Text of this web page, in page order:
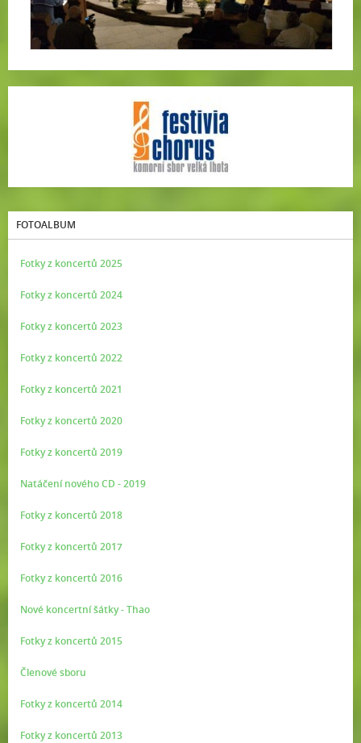
FOTOALBUM
Fotky z koncertů 2025
Fotky z koncertů 2024
Fotky z koncertů 2023
Fotky z koncertů 2022
Fotky z koncertů 2021
Fotky z koncertů 2020
Fotky z koncertů 2019
Natáčení nového CD - 2019
Fotky z koncertů 2018
Fotky z koncertů 2017
Fotky z koncertů 2016
Nové koncertní šátky - Thao
Fotky z koncertů 2015
Členové sboru
Fotky z koncertů 2014
Fotky z koncertů 2013